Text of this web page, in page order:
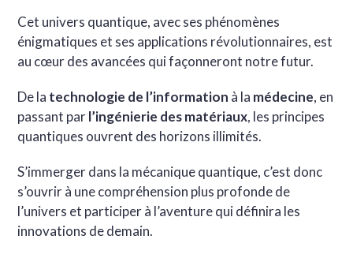
Cet univers quantique, avec ses phénomènes
énigmatiques et ses applications révolutionnaires, est
au cœur des avancées qui façonneront notre futur.
De la technologie de l’information à la médecine, en
passant parl’ingénierie des matériaux, les principes
quantiques ouvrent des horizons illimités.
S’immerger dans la mécanique quantique, c’est donc
s’ouvrir à une compréhension plus profonde de
l’univers et participer à l’aventure qui définira les
innovations de demain.